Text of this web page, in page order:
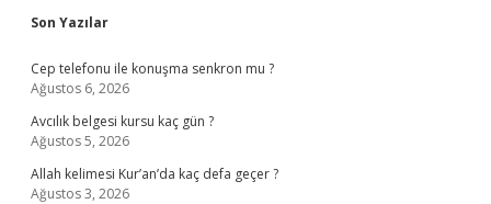
Sidebar
Son Yazılar
Cep telefonu ile konuşma senkron mu ?
Ağustos 6, 2026
Avcılık belgesi kursu kaç gün ?
Ağustos 5, 2026
Allah kelimesi Kur’an’da kaç defa geçer ?
Ağustos 3, 2026